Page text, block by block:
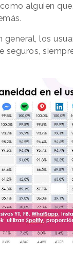
alguien
general, los
seguros,